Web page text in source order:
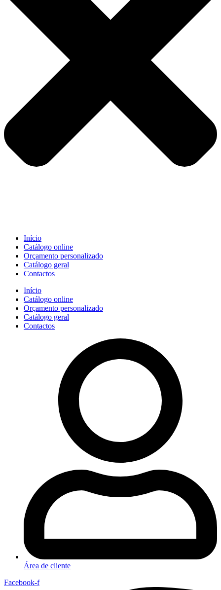
Início
Catálogo online
Orçamento personalizado
Catálogo geral
Contactos
Início
Catálogo online
Orçamento personalizado
Catálogo geral
Contactos
Área de cliente
Facebook-f